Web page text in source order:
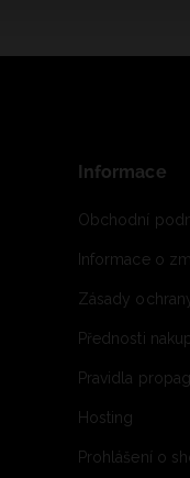
Informace
Obchodní
Informace o
Zásady
Přednosti
Pravidla
Hosting
Prohlášení o